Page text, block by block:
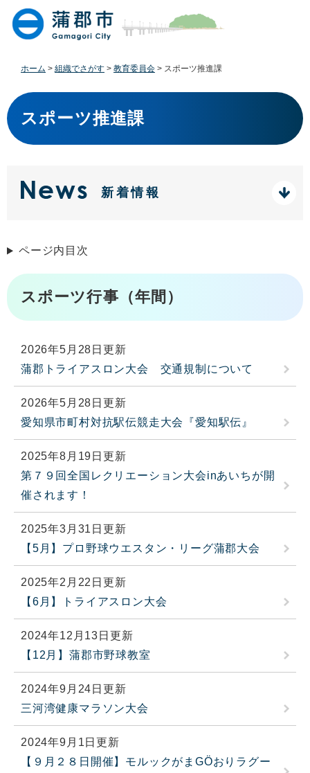
す
。
し
て
ホーム > 組織でさがす > 教育委員会 > スポーツ推進課
本
文
スポーツ推進課
新着情報
ページ内目次
スポーツ行事（年間）
2026年5月28日更新
蒲郡トライアスロン大会 交通規制について
2026年5月28日更新
愛知県市町村対抗駅伝競走大会『愛知駅伝』
2025年8月19日更新
第７９回全国レクリエーション大会inあいちが開
催されます！
2025年3月31日更新
【5月】プロ野球ウエスタン・リーグ蒲郡大会
2025年2月22日更新
【6月】トライアスロン大会
2024年12月13日更新
【12月】蒲郡市野球教室
2024年9月24日更新
三河湾健康マラソン大会
2024年9月1日更新
【９月２８日開催】モルックがまGÖおりラグー